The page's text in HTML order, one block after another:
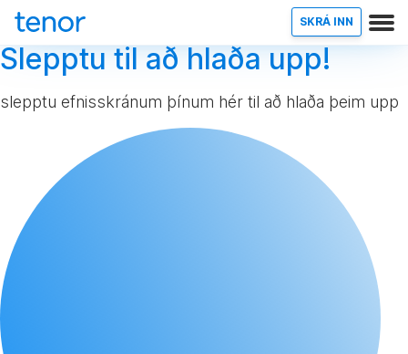
SKRÁ INN
Slepptu til að hlaða upp!
slepptu efnisskránum þínum hér til að hlaða þeim upp